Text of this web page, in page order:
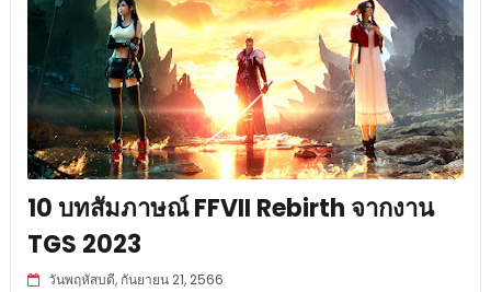
10 บทสัมภาษณ์ FFVII Rebirth จากงาน
TGS 2023
วันพฤหัสบดี, กันยายน 21, 2566